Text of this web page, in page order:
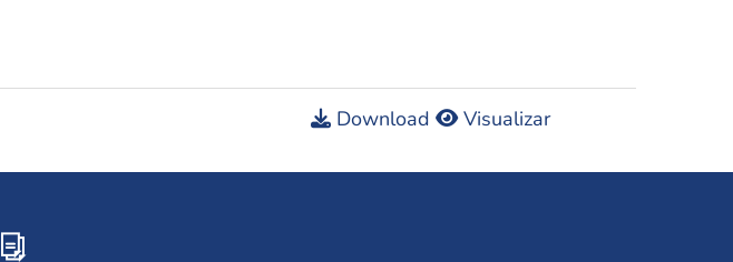
Download Visualizar